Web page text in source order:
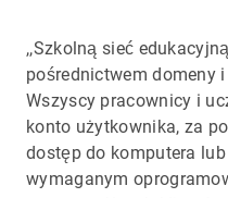
,,Szkolną sieć
pośrednictwem domeny
Wszyscy pracownicy i
konto użytkownika, za
dostęp do komputera
wymaganym